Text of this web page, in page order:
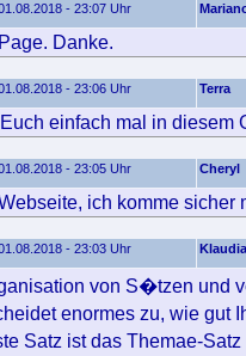
- 23:07 Uhr
Danke.
- 23:06 Uhr Terra
einfach mal in diesem
- 23:05 Uhr Cheryl
ich komme sicher
- 23:03 Uhr Klaudia
von S�tzen und
enormes zu, wie
Satz ist das Themae-